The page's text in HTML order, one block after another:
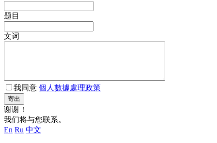
题目
文词
我同意 個人數據處理政策
寄出
谢谢！
我们将与您联系。
En Ru 中文